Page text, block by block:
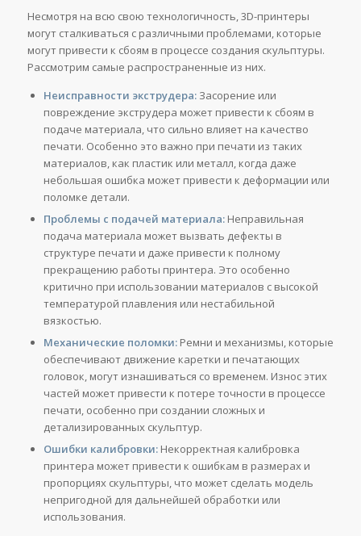
Несмотря на всю свою технологичность, 3D-принтеры
могут сталкиваться с различными проблемами, которые
могут привести к сбоям в процессе создания скульптуры.
Рассмотрим самые распространенные из них.
Неисправности экструдера:Засорение или
повреждение экструдера может привести к сбоям в
подаче материала, что сильно влияет на качество
печати. Особенно это важно при печати из таких
материалов, как пластик или металл, когда даже
небольшая ошибка может привести к деформации или
поломке детали.
Проблемы с подачей материала:Неправильная
подача материала может вызвать дефекты в
структуре печати и даже привести к полному
прекращению работы принтера. Это особенно
критично при использовании материалов с высокой
температурой плавления или нестабильной
вязкостью.
Механические поломки:Ремни и механизмы, которые
обеспечивают движение каретки и печатающих
головок, могут изнашиваться со временем. Износ этих
частей может привести к потере точности в процессе
печати, особенно при создании сложных и
детализированных скульптур.
Ошибки калибровки:Некорректная калибровка
принтера может привести к ошибкам в размерах и
пропорциях скульптуры, что может сделать модель
непригодной для дальнейшей обработки или
использования.